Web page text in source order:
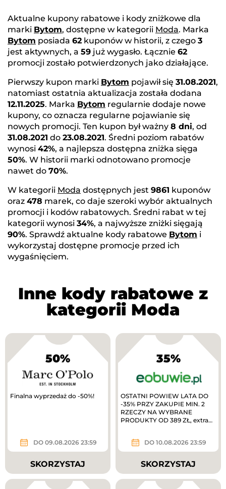
Aktualne kupony rabatowe i kody zniżkowe dla
marki Bytom, dostępne w kategorii Moda. Marka
Bytom posiada 62 kuponów w historii, z czego 3
jest aktywnych, a 59 już wygasło. Łącznie 62
promocji zostało potwierdzonych jako działające.
Pierwszy kupon marki Bytom pojawił się 31.08.2021,
natomiast ostatnia aktualizacja została dodana
12.11.2025. Marka Bytom regularnie dodaje nowe
kupony, co oznacza regularne pojawianie się
nowych promocji. Ten kupon był ważny 8 dni, od
31.08.2021 do 23.08.2021. Średni poziom rabatów
wynosi 42%, a najlepsza dostępna zniżka sięga
50%. W historii marki odnotowano promocje
nawet do 70%.
W kategorii Moda dostępnych jest 9861 kuponów
oraz 478 marek, co daje szeroki wybór aktualnych
promocji i kodów rabatowych. Średni rabat w tej
kategorii wynosi 34%, a najwyższe zniżki sięgają
90%. Sprawdź aktualne kody rabatowe Bytom i
wykorzystaj dostępne promocje przed ich
wygaśnięciem.
Inne kody rabatowe z
kategorii Moda
50%
Finalna wyprzedaż do -50%!
DO 09.08.2026 23:59
SKORZYSTAJ
35%
OSTATNI POWIEW LATA DO
-35% PRZY ZAKUPIE MIN. 2
RZECZY NA WYBRANE
PRODUKTY OD 389 ZŁ, extra
DO 10.08.2026 23:59
SKORZYSTAJ